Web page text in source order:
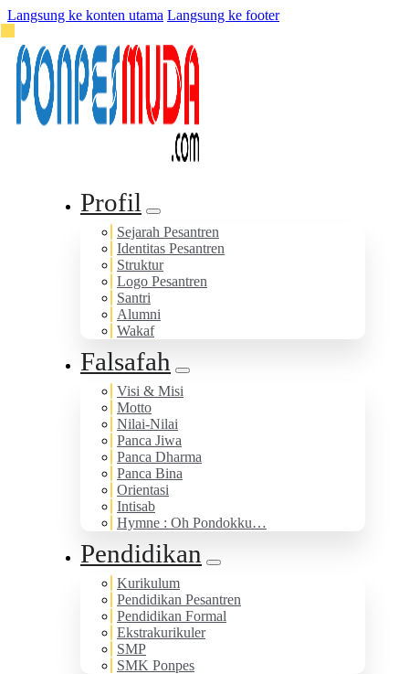
Langsung ke konten utama Langsung ke footer
Profil
Sejarah Pesantren
Identitas Pesantren
Struktur
Logo Pesantren
Santri
Alumni
Wakaf
Falsafah
Visi & Misi
Motto
Nilai-Nilai
Panca Jiwa
Panca Dharma
Panca Bina
Orientasi
Intisab
Hymne : Oh Pondokku…
Pendidikan
Kurikulum
Pendidikan Pesantren
Pendidikan Formal
Ekstrakurikuler
SMP
SMK Ponpes